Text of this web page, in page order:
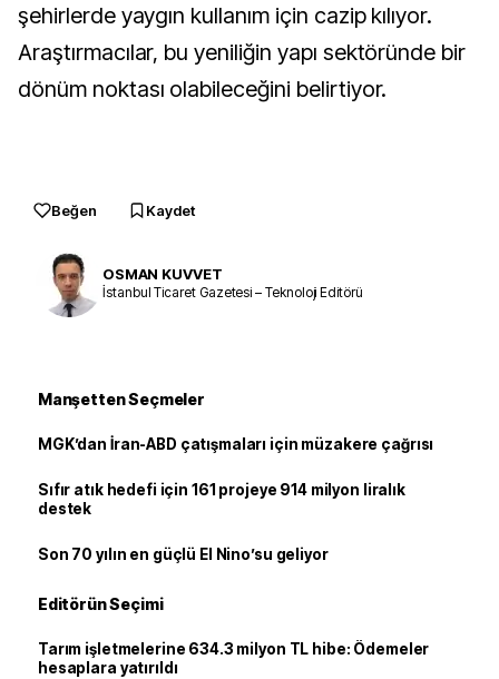
şehirlerde yaygın kullanım için cazip kılıyor.
Araştırmacılar, bu yeniliğin yapı sektöründe bir
dönüm noktası olabileceğini belirtiyor.
Beğen Kaydet
OSMAN KUVVET
İstanbul Ticaret Gazetesi – Teknoloji Editörü
Manşetten Seçmeler
MGK’dan İran-ABD çatışmaları için müzakere çağrısı
Sıfır atık hedefi için 161 projeye 914 milyon liralık
destek
Son 70 yılın en güçlü El Nino’su geliyor
Editörün Seçimi
Tarım işletmelerine 634.3 milyon TL hibe: Ödemeler
hesaplara yatırıldı